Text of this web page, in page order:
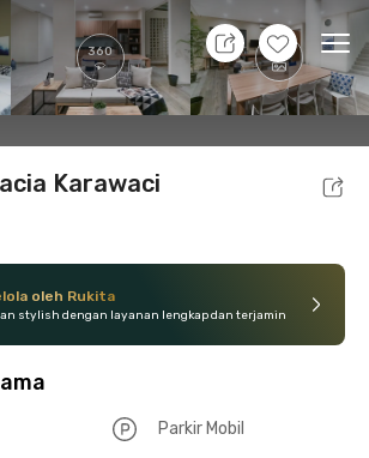
360 +7
26 - Belum tahu
bersama Lokasi Kamar
Karawaci
oleh Rukita
stylish dengan layanan lengkap dan terjamin
Parkir Mobil